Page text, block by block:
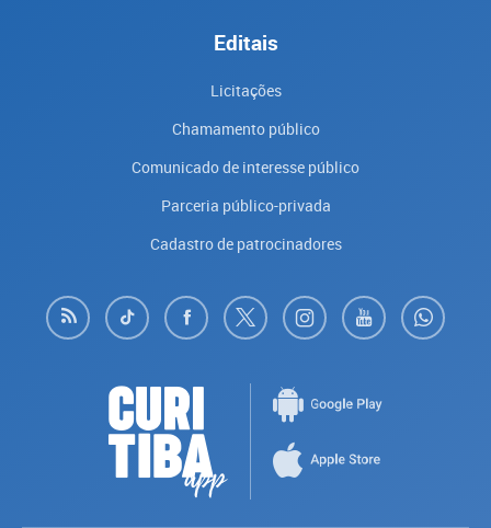
Editais
Licitações
Chamamento público
Comunicado de interesse público
Parceria público-privada
Cadastro de patrocinadores